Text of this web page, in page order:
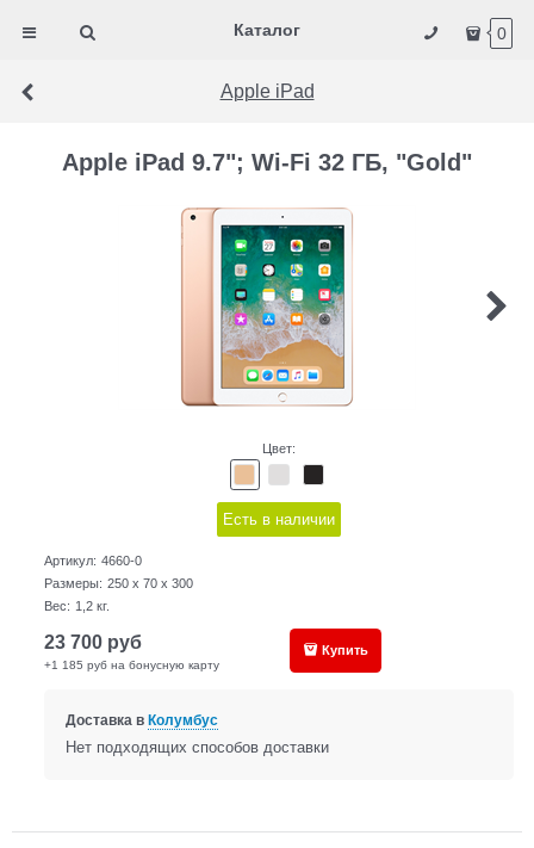
Каталог 0
Apple iPad
Apple iPad 9.7"; Wi-Fi 32 ГБ, "Gold"
Цвет:
Есть в наличии
Артикул: 4660-0
Размеры: 250 x 70 x 300
Вес: 1,2 кг.
23 700 руб
+1 185 руб на бонусную карту
Купить
Доставка в Колумбус
Нет подходящих способов доставки